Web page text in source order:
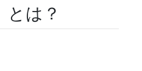
は？